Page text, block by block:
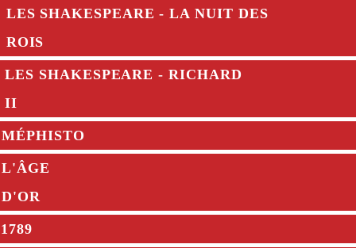
LES SHAKESPEARE - LA NUIT DES
ROIS
LES SHAKESPEARE - RICHARD
II
MÉPHISTO
L'ÂGE
D'OR
1789